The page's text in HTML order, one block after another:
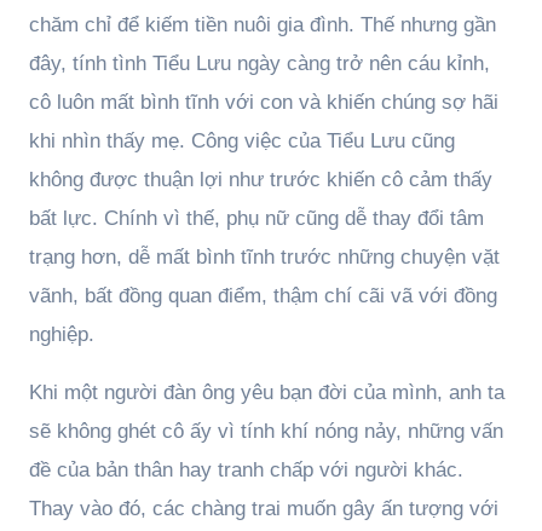
chăm chỉ để kiếm tiền nuôi gia đình. Thế nhưng gần
đây, tính tình Tiểu Lưu ngày càng trở nên cáu kỉnh,
cô luôn mất bình tĩnh với con và khiến chúng sợ hãi
khi nhìn thấy mẹ. Công việc của Tiểu Lưu cũng
không được thuận lợi như trước khiến cô cảm thấy
bất lực. Chính vì thế, phụ nữ cũng dễ thay đổi tâm
trạng hơn, dễ mất bình tĩnh trước những chuyện vặt
vãnh, bất đồng quan điểm, thậm chí cãi vã với đồng
nghiệp.
Khi một người đàn ông yêu bạn đời của mình, anh ta
sẽ không ghét cô ấy vì tính khí nóng nảy, những vấn
đề của bản thân hay tranh chấp với người khác.
Thay vào đó, các chàng trai muốn gây ấn tượng với